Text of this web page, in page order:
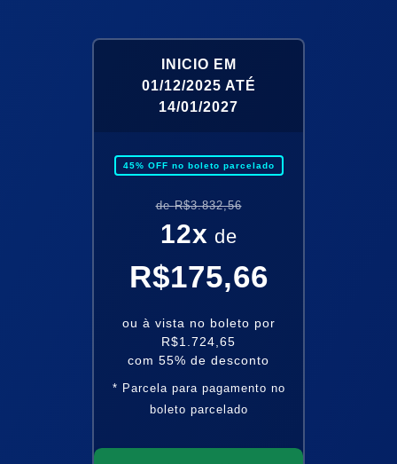
INICIO EM
01/12/2025 ATÉ
14/01/2027
45% OFF no boleto parcelado
deR$3.832,56
12x de
R$175,66
ou à vista no boleto por
R$1.724,65
com 55% de desconto
* Parcela para pagamento no
boleto parcelado